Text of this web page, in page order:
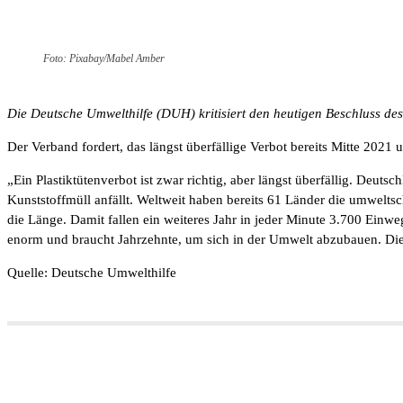
Foto: Pixabay/Mabel Amber
Die Deutsche Umwelthilfe (DUH) kritisiert den heutigen Beschluss
Der Verband fordert, das längst überfällige Verbot bereits Mitte
„Ein Plastiktütenverbot ist zwar richtig, aber längst überfällig.
Kunststoffmüll anfällt. Weltweit haben bereits 61 Länder die
die Länge. Damit fallen ein weiteres Jahr in jeder Minute 3.700
enorm und braucht Jahrzehnte, um sich in der Umwelt abzubauen.
Quelle: Deutsche Umwelthilfe